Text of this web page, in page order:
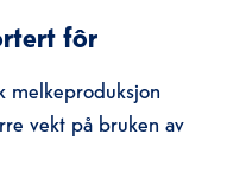
fôr
melkeproduksjon
vekt på bruken av